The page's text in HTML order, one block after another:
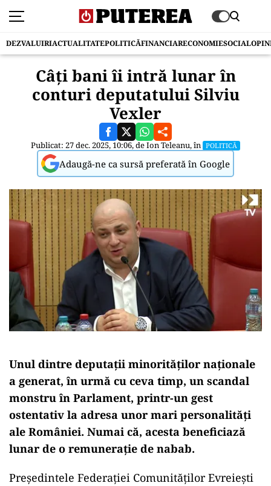
DEZVALUIRIACTUALITATEPOLITICĂFINANCIARECONOMIESOCIAL
Câți bani îi intră lunar în
conturi deputatului Silviu
Vexler
Publicat: 27 dec. 2025, 10:06, deIon Teleanu, în POLITICĂ
Adaugă-ne ca sursă preferată în Google
Unul dintre deputații minorităților naționale
a generat, în urmă cu ceva timp, un scandal
monstru în Parlament, printr-un gest
ostentativ la adresa unor mari personalități
ale României. Numai că, acesta beneficiază
lunar de o remunerație de nabab.
Preşedintele Federaţiei Comunităţilor Evreieşti